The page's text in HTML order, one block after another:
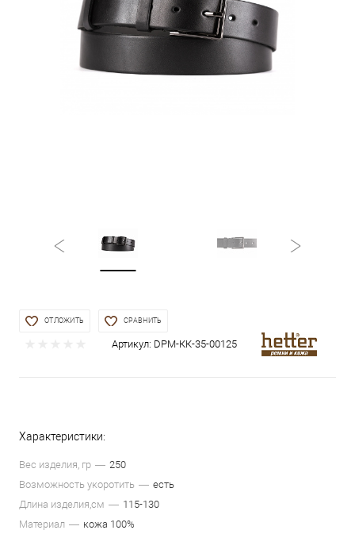
ОТЛОЖИТЬ СРАВНИТЬ
Артикул: DРМ-КК-35-00125
Характеристики:
Вес изделия, гр
250
Возможность укоротить
есть
Длина изделия,см
115-130
Материал
кожа 100%